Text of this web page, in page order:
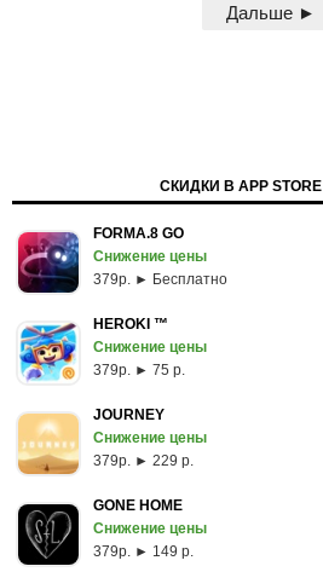
Дальше ►
СКИДКИ В APP STORE
FORMA.8 GO
Снижение цены
379p. ► Бесплатно
HEROKI ™
Снижение цены
379p. ► 75 р.
JOURNEY
Снижение цены
379p. ► 229 р.
GONE HOME
Снижение цены
379p. ► 149 р.